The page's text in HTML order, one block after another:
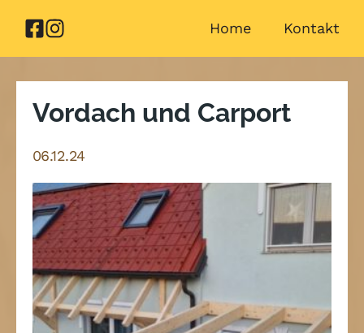
Inhalt
springen
Home Kontakt
Vordach und Carport
06.12.24